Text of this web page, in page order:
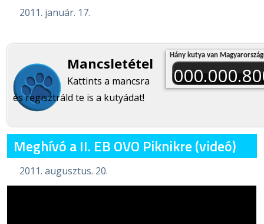
2011. január. 17.
Mancsletétel
Kattints a mancsra
és regisztráld te is a kutyádat!
Hány kutya van
Meghívó a II. EB OVO Piknikre (videó)
2011. augusztus. 20.